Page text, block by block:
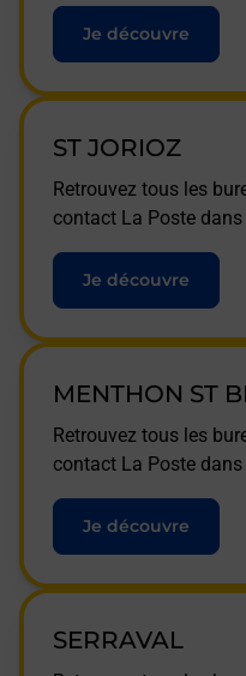
Je découvre
ST JORIOZ
Retrouvez tous les
contact La Poste
Je découvre
MENTHON ST
Retrouvez tous les
contact La Poste
Je découvre
SERRAVAL